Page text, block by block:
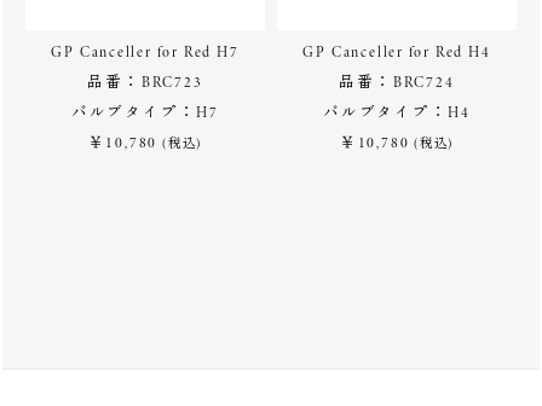
GP Canceller for Red H7
品番：BRC723
バルブタイプ：H7
￥10,780(税込)
GP Canceller for Red H4
品番：BRC724
バルブタイプ：H4
￥10,780(税込)